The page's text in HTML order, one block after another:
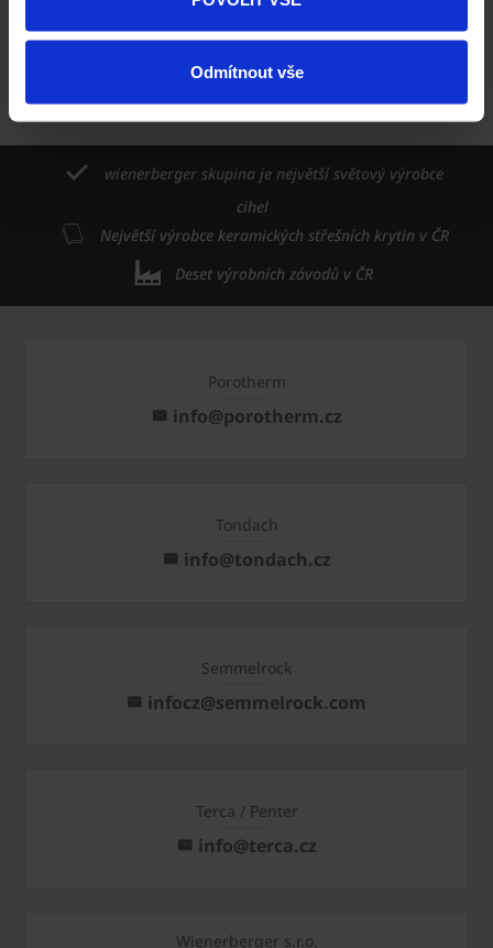
Odmítnout vše
TZ - Wienerberger s.r.o. zveřejňuje hospodářský
výsledek za rok 2024
wienerberger skupina je největší světový výrobce
cihel
Největší výrobce keramických střešních krytin v ČR
Deset výrobních závodů v ČR
Porotherm
info@porotherm.cz
Tondach
info@tondach.cz
Semmelrock
infocz@semmelrock.com
Terca / Penter
info@terca.cz
Wienerberger s.r.o.